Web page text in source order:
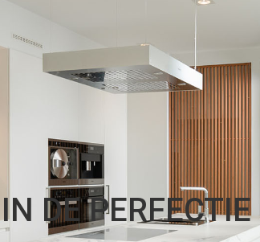
DE PERFECTIE